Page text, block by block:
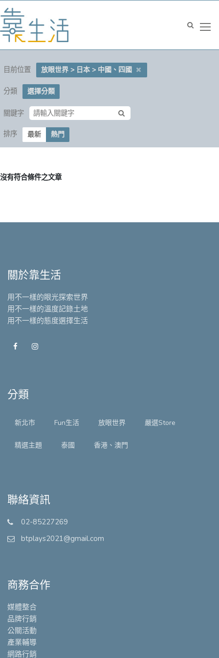
目前位置 放眼世界 > 日本 > 中國、四國
分類 選擇分類
關鍵字
排序 最新 熱門
沒有符合條件之文章
關於靠生活
用不一樣的眼光探索世界
用不一樣的溫度記錄土地
用不一樣的態度選擇生活
分類
新北市 Fun生活 放眼世界 嚴選Store
精選主題 泰國 香港、澳門
聯絡資訊
02-85227269
btplays2021@gmail.com
商務合作
媒體整合
品牌行銷
公關活動
產業輔導
網路行銷